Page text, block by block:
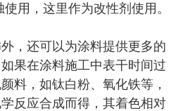
用，这里作为改性剂使用。
，还可以为涂料提供更多的
果在涂料施工中表干时间过
料，如钛白粉、氧化铁等，
反应合成而得，其着色相对